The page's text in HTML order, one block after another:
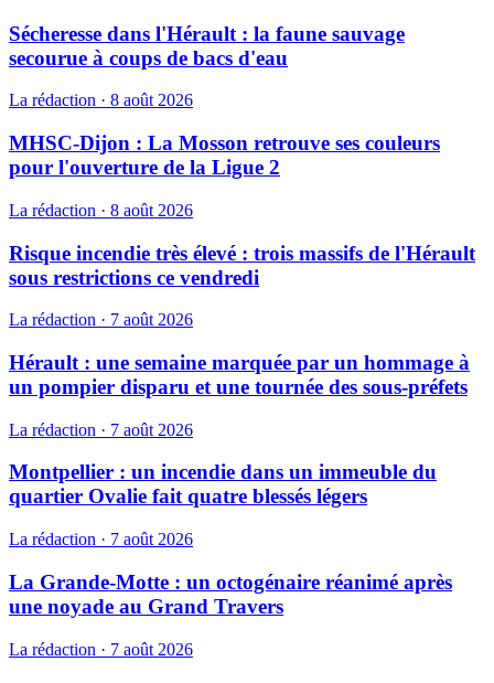
Sécheresse dans l'Hérault : la faune sauvage
secourue à coups de bacs d'eau
La rédaction · 8 août 2026
MHSC-Dijon : La Mosson retrouve ses couleurs
pour l'ouverture de la Ligue 2
La rédaction · 8 août 2026
Risque incendie très élevé : trois massifs de l'Hérault
sous restrictions ce vendredi
La rédaction · 7 août 2026
Hérault : une semaine marquée par un hommage à
un pompier disparu et une tournée des sous-préfets
La rédaction · 7 août 2026
Montpellier : un incendie dans un immeuble du
quartier Ovalie fait quatre blessés légers
La rédaction · 7 août 2026
La Grande-Motte : un octogénaire réanimé après
une noyade au Grand Travers
La rédaction · 7 août 2026